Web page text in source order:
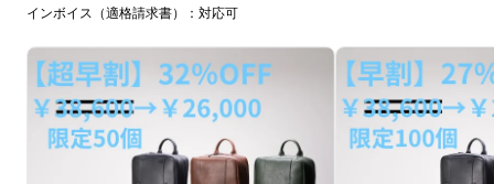
インボイス（適格請求書）：対応可